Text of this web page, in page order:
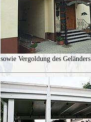
sowie Vergoldung des Geländers